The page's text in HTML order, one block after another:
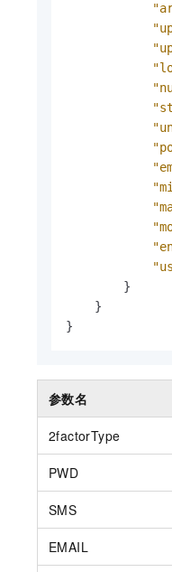
}
}
}
参数名
2factorType
PWD
SMS
EMAIL